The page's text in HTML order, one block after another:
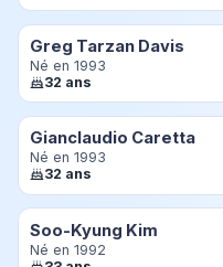
Greg Tarzan Davis
Né en 1993
32 ans
Gianclaudio Caretta
Né en 1993
32 ans
Soo-Kyung Kim
Né en 1992